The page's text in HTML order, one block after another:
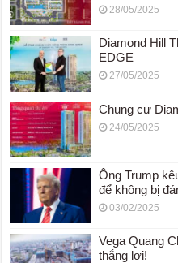
28/05/2025
Diamond Hill
EDGE
27/05/2025
Chung cư
24/05/2025
Ông Trump
để không bị
03/02/2025
Vega Quang
thắng lợi!